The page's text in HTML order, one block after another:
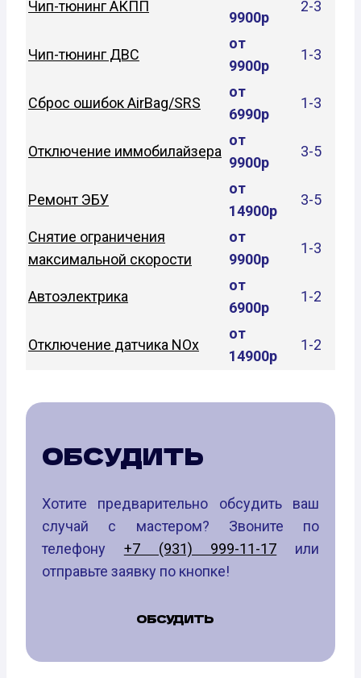
Чип-тюнинг АКПП
9900р
2-3
Чип-тюнинг ДВС
от
9900р
1-3
Сброс ошибок AirBag/SRS
от
6990р
1-3
Отключение иммобилайзера
от
9900р
3-5
Ремонт ЭБУ
от
14900р
3-5
Снятие ограничения
максимальной скорости
от
9900р
1-3
Автоэлектрика
от
6900р
1-2
Отключение датчика NOx
от
14900р
1-2
ОБСУДИТЬ
Хотите предварительно обсудить ваш
случай с мастером? Звоните по
телефону +7 (931) 999-11-17 или
отправьте заявку по кнопке!
ОБСУДИТЬ